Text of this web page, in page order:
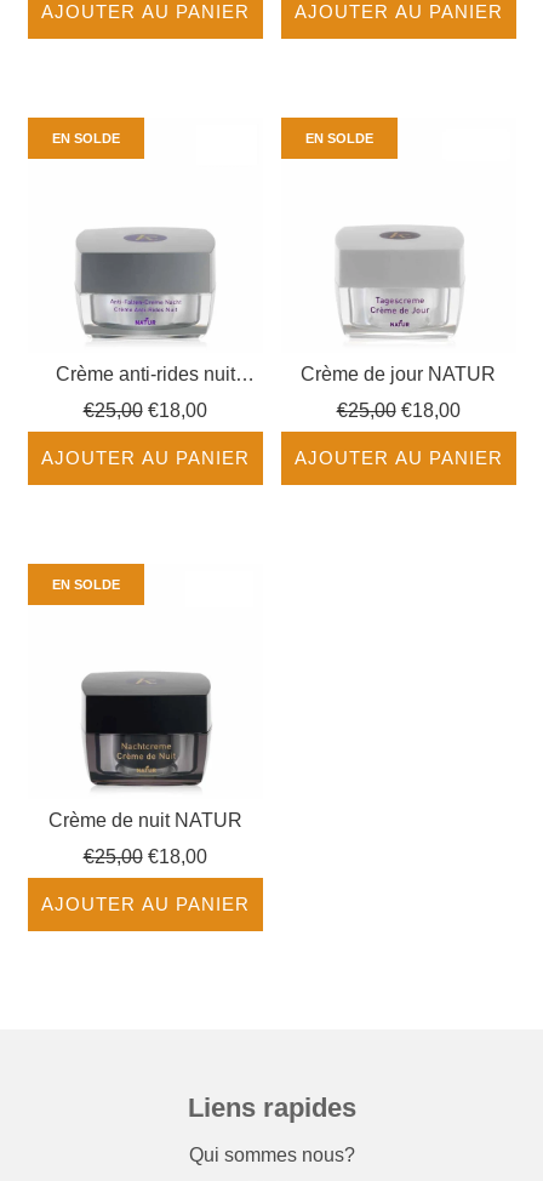
AJOUTER AU PANIER AJOUTER AU PANIER
EN SOLDE
Crème anti-rides nuit
NATUR
Prix
€25,00 €18,00
AJOUTER AU PANIER
EN SOLDE
Crème de jour NATUR
Prix
€25,00 €18,00
AJOUTER AU PANIER
EN SOLDE
Crème de nuit NATUR
Prix
€25,00 €18,00
AJOUTER AU PANIER
Liens rapides
Qui sommes nous?